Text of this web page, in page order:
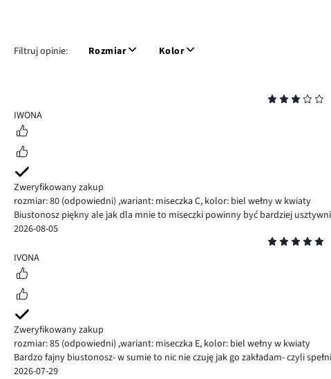
Filtruj opinie: Rozmiar Kolor
3
IWONA
Zweryfikowany zakup
rozmiar: 80 (odpowiedni) ,wariant: miseczka C, kolor: biel wełny w kwiaty
Biustonosz piękny ale jak dla mnie to miseczki powinny być bardziej
2026-08-05
5
IVONA
Zweryfikowany zakup
rozmiar: 85 (odpowiedni) ,wariant: miseczka E, kolor: biel wełny w kwiaty
Bardzo fajny biustonosz- w sumie to nic nie czuję jak go zakładam- czyli
2026-07-29